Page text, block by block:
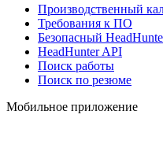
Производственный
Требования к ПО
Безопасный
HeadHunter API
Поиск работы
Поиск по резюме
Мобильное приложение